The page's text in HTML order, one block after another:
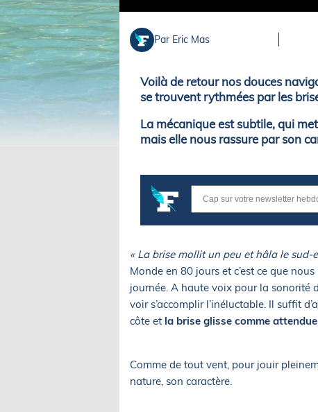
Par Eric Mas
Voilà de retour nos douces
se trouvent rythmées par les
La mécanique est subtile, qui
mais elle nous rassure par son
« La brise mollit un peu et hâla le sud-
Monde en 80 jours et c’est ce que
journée. A haute voix pour la sonorité
voir s’accomplir l’inéluctable. Il suffit
côte et la brise glisse comme
Comme de tout vent, pour jouir
nature, son caractère.